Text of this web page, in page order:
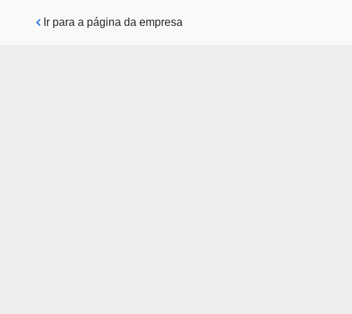
Pular para o conteúdo principal
Ir para a página da empresa